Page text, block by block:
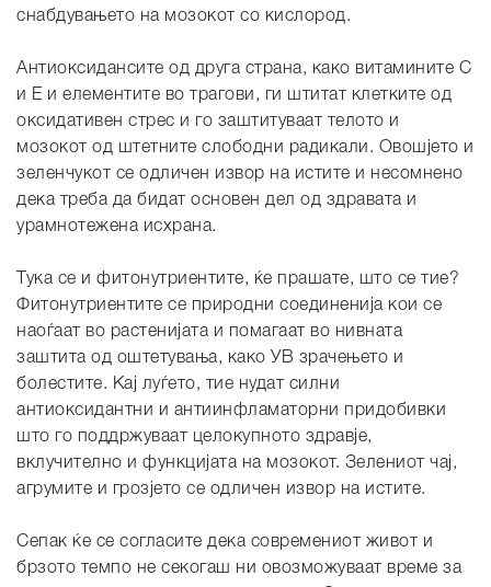
снабдувањето на мозокот со кислород.
Антиоксидансите од друга страна, како витамините C
и E и елементите во трагови, ги штитат клетките од
оксидативен стрес и го заштитуваат телото и
мозокот од штетните слободни радикали. Овошјето и
зеленчукот се одличен извор на истите и несомнено
дека треба да бидат основен дел од здравата и
урамнотежена исхрана.
Тука се и фитонутриентите, ќе прашате, што се тие?
Фитонутриентите се природни соединенија кои се
наоѓаат во растенијата и помагаат во нивната
заштита од оштетувања, како УВ зрачењето и
болестите. Кај луѓето, тие нудат силни
антиоксидантни и антиинфламаторни придобивки
што го поддржуваат целокупното здравје,
вклучително и функцијата на мозокот. Зелениот чај,
агрумите и грозјето се одличен извор на истите.
Сепак ќе се согласите дека современиот живот и
брзото темпо не секогаш ни овозможуваат време за